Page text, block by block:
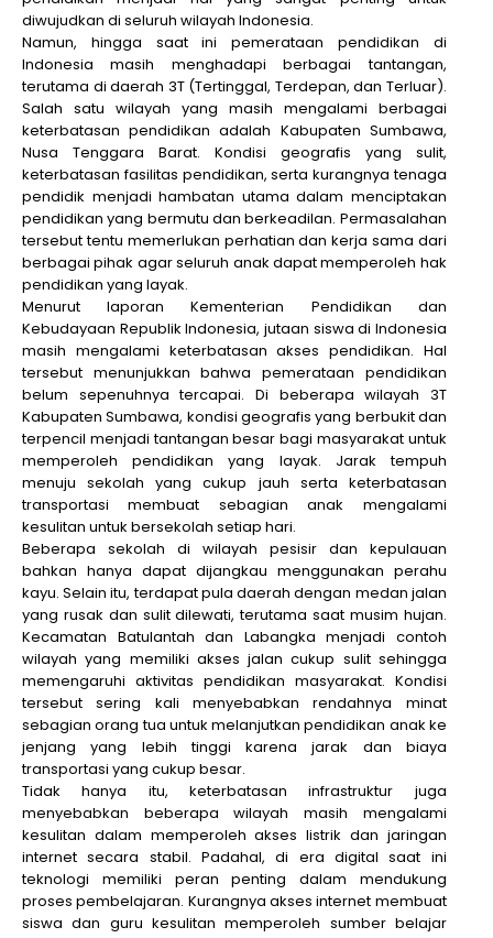
diwujudkan di seluruh wilayah Indonesia.
Namun, hingga saat ini pemerataan pendidikan di
Indonesia masih menghadapi berbagai tantangan,
terutama di daerah 3T (Tertinggal, Terdepan, dan Terluar).
Salah satu wilayah yang masih mengalami berbagai
keterbatasan pendidikan adalah Kabupaten Sumbawa,
Nusa Tenggara Barat. Kondisi geografis yang sulit,
keterbatasan fasilitas pendidikan, serta kurangnya tenaga
pendidik menjadi hambatan utama dalam menciptakan
pendidikan yang bermutu dan berkeadilan. Permasalahan
tersebut tentu memerlukan perhatian dan kerja sama dari
berbagai pihak agar seluruh anak dapat memperoleh hak
pendidikan yang layak.
Menurut laporan Kementerian Pendidikan dan
Kebudayaan Republik Indonesia, jutaan siswa di Indonesia
masih mengalami keterbatasan akses pendidikan. Hal
tersebut menunjukkan bahwa pemerataan pendidikan
belum sepenuhnya tercapai. Di beberapa wilayah 3T
Kabupaten Sumbawa, kondisi geografis yang berbukit dan
terpencil menjadi tantangan besar bagi masyarakat untuk
memperoleh pendidikan yang layak. Jarak tempuh
menuju sekolah yang cukup jauh serta keterbatasan
transportasi membuat sebagian anak mengalami
kesulitan untuk bersekolah setiap hari.
Beberapa sekolah di wilayah pesisir dan kepulauan
bahkan hanya dapat dijangkau menggunakan perahu
kayu. Selain itu, terdapat pula daerah dengan medan jalan
yang rusak dan sulit dilewati, terutama saat musim hujan.
Kecamatan Batulantah dan Labangka menjadi contoh
wilayah yang memiliki akses jalan cukup sulit sehingga
memengaruhi aktivitas pendidikan masyarakat. Kondisi
tersebut sering kali menyebabkan rendahnya minat
sebagian orang tua untuk melanjutkan pendidikan anak ke
jenjang yang lebih tinggi karena jarak dan biaya
transportasi yang cukup besar.
Tidak hanya itu, keterbatasan infrastruktur juga
menyebabkan beberapa wilayah masih mengalami
kesulitan dalam memperoleh akses listrik dan jaringan
internet secara stabil. Padahal, di era digital saat ini
teknologi memiliki peran penting dalam mendukung
proses pembelajaran. Kurangnya akses internet membuat
siswa dan guru kesulitan memperoleh sumber belajar